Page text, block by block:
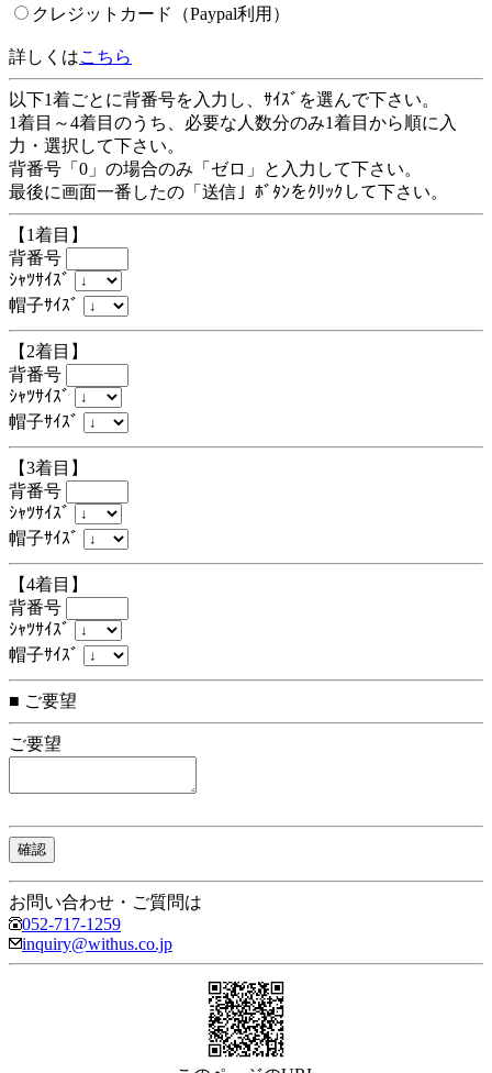
クレジットカード（Paypal利用）
詳しくはこちら
以下1着ごとに背番号を入力し、ｻｲｽﾞを選んで下さい。
1着目～4着目のうち、必要な人数分のみ1着目から順に入
力・選択して下さい。
背番号「0」の場合のみ「ゼロ」と入力して下さい。
最後に画面一番したの「送信」ﾎﾞﾀﾝをｸﾘｯｸして下さい。
【1着目】
背番号
ｼｬﾂｻｲｽﾞ
帽子ｻｲｽﾞ
【2着目】
背番号
ｼｬﾂｻｲｽﾞ
帽子ｻｲｽﾞ
【3着目】
背番号
ｼｬﾂｻｲｽﾞ
帽子ｻｲｽﾞ
【4着目】
背番号
ｼｬﾂｻｲｽﾞ
帽子ｻｲｽﾞ
■ ご要望
ご要望
お問い合わせ・ご質問は
052-717-1259
inquiry@withus.co.jp